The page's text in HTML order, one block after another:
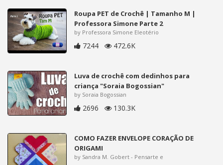
Roupa PET de Crochê | Tamanho M |
Professora Simone Parte 2
by Professora Simone Eleotério
7244 472.6K
Luva de crochê com dedinhos para
criança "Soraia Bogossian"
by Soraia Bogossian
2696 130.3K
COMO FAZER ENVELOPE CORAÇÃO DE
ORIGAMI
by Sandra M. Gobert - Pensarte e